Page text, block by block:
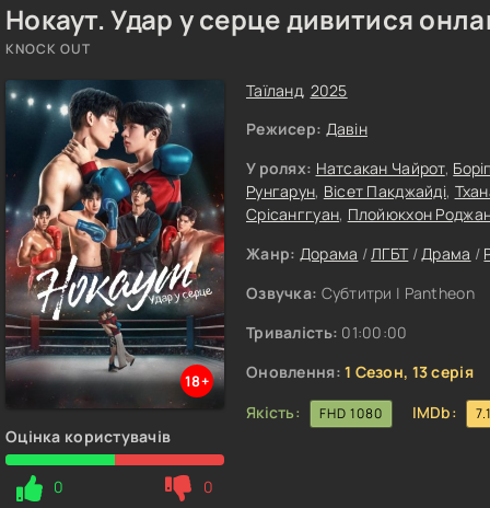
Нокаут. Удар у серце дивитися
KNOCK OUT
18+
Оцінка користувачів
0 0
Таїланд, 2025
Режисер: Давін
У ролях: Натсакан Чайрот,
Рунгарун, Вісет Пакджайді,
Срісанггуан, Плойюкхон
Жанр: Дорама /ЛГБТ/Драма /
Озвучка: Субтитри | Pantheon
Тривалість: 01:00:00
Оновлення: 1 Сезон, 13 серія
Якість:
FHD 1080 IMDb: 7.1